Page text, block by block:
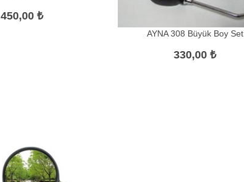
450,00 ₺
AYNA 308 Büyük Boy Set
330,00 ₺